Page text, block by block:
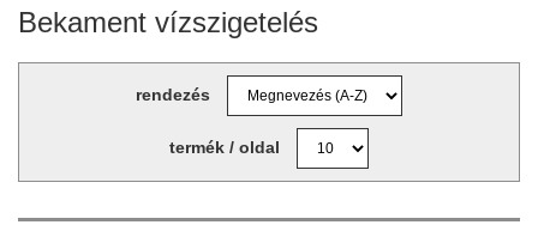
Bekament vízszigetelés
rendezés
termék / oldal